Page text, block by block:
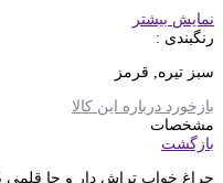
نمایش بیشتر
رنگبندی :
سبز تیره, قرمز
بازخورد درباره این کالا
مشخصات
بازگشت
چراغ خواب تراش دار و جا قلمی